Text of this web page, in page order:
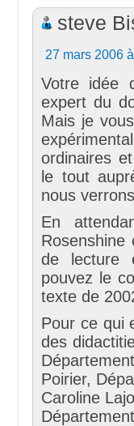
steve
27 mars 2006
Votre idée
expert du
Mais je
ordinaires
le tout
nous
En
Rosenshine
de lecture
pouvez le
texte de
Pour ce qui
des
Poirier,
Caroline